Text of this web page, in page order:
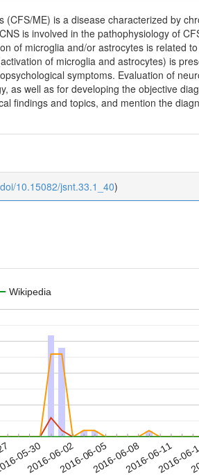
ME) is a disease characterized by
is involved in the pathophysiology of
of microglia and/or astrocytes is related
of microglia and astrocytes) is
symptoms. Evaluation of
as well as for developing the objective
findings and topics, and mention the
10.15082/jsnt.33.1_40)
Wikipedia
05-30
2016-06-022016-06-052016-06-082016-06-11
2016-